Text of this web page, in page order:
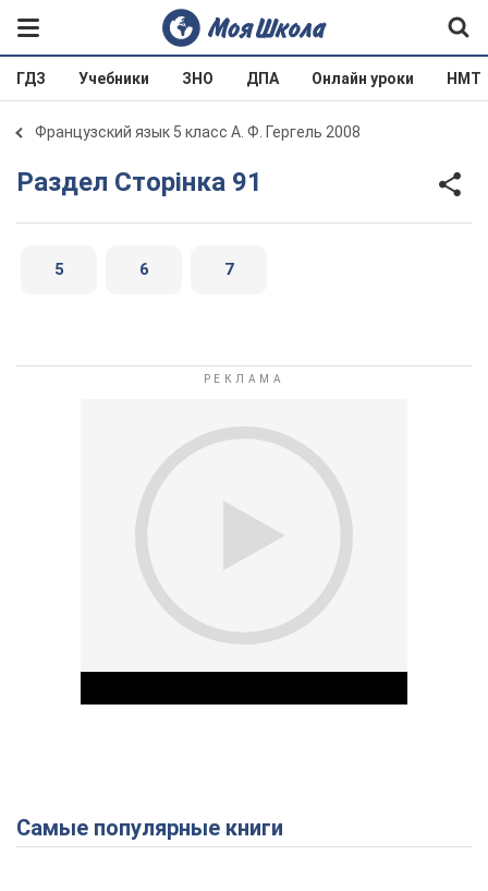
ГДЗ Учебники ЗНО ДПА Онлайн уроки НМТ
Французский язык 5 класс А. Ф. Гергель 2008
Раздел Сторінка 91
5 6 7
Play Video
Самые популярные книги